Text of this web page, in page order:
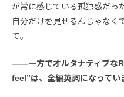
が常に感じている孤独感だっ
自分だけを見せるんじゃなく
て。
――一方でオルタナティブな
feel”は、全編英詞になってい